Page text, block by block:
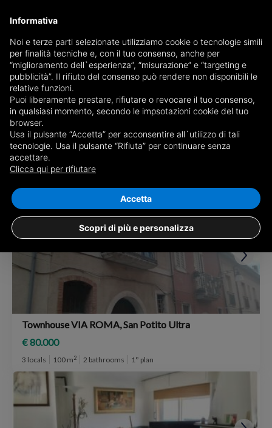
Receive a copy of the newspaper by mail
Choose newspaper
4 results for
Potito Ultra
Townhouse VIA ROMA, San Potito Ultra
€ 80.000
3 locals 100 m2 2 bathrooms 1° plan
Informativa
Noi e terze parti selezionate utilizziamo cookie o tecnologie simili
per finalità tecniche e, con il tuo consenso, anche per
“miglioramento dell`esperienza”, “misurazione” e “targeting e
pubblicità”. Il rifiuto del consenso può rendere non disponibili le
relative funzioni.
Puoi liberamente prestare, rifiutare o revocare il tuo consenso,
in qualsiasi momento, secondo le impsotazioni cookie del tuo
browser.
Usa il pulsante “Accetta” per acconsentire all`utilizzo di tali
tecnologie. Usa il pulsante “Rifiuta” per continuare senza
accettare.
Clicca qui per rifiutare
Scopri di più e personalizza
Accetta